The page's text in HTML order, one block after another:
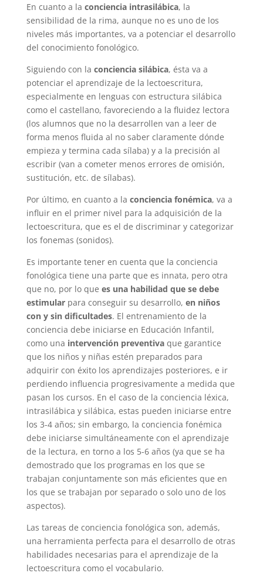
En cuanto a la conciencia intrasilábica, la
sensibilidad de la rima, aunque no es uno de los
niveles más importantes, va a potenciar el desarrollo
del conocimiento fonológico.
Siguiendo con la conciencia silábica, ésta va a
potenciar el aprendizaje de la lectoescritura,
especialmente en lenguas con estructura silábica
como el castellano, favoreciendo a la fluidez lectora
(los alumnos que no la desarrollen van a leer de
forma menos fluida al no saber claramente dónde
empieza y termina cada sílaba) y a la precisión al
escribir (van a cometer menos errores de omisión,
sustitución, etc. de sílabas).
Por último, en cuanto a la conciencia fonémica, va a
influir en el primer nivel para la adquisición de la
lectoescritura, que es el de discriminar y categorizar
los fonemas (sonidos).
Es importante tener en cuenta que la conciencia
fonológica tiene una parte que es innata, pero otra
que no, por lo que es una habilidad que se debe
estimularpara conseguir su desarrollo, en niños
con y sin dificultades. El entrenamiento de la
conciencia debe iniciarse en Educación Infantil,
como una intervención preventivaque garantice
que los niños y niñas estén preparados para
adquirir con éxito los aprendizajes posteriores, e ir
perdiendo influencia progresivamente a medida que
pasan los cursos. En el caso de la conciencia léxica,
intrasilábica y silábica, estas pueden iniciarse entre
los 3-4 años; sin embargo, la conciencia fonémica
debe iniciarse simultáneamente con el aprendizaje
de la lectura, en torno a los 5-6 años (ya que se ha
demostrado que los programas en los que se
trabajan conjuntamente son más eficientes que en
los que se trabajan por separado o solo uno de los
aspectos).
Las tareas de conciencia fonológica son, además,
una herramienta perfecta para el desarrollo de otras
habilidades necesarias para el aprendizaje de la
lectoescritura como el vocabulario.